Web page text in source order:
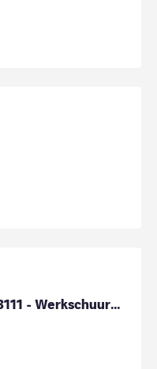
Zuid-Veluwe Ijsselvallei 63111 - Werkschuur Leusveld